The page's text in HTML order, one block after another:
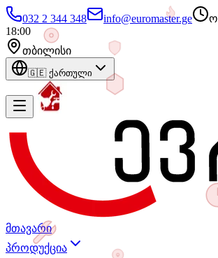
032 2 344 348 info@euromaster.ge
18:00
თბილისი
🇬🇪 ქართული
მთავარი
პროდუქცია